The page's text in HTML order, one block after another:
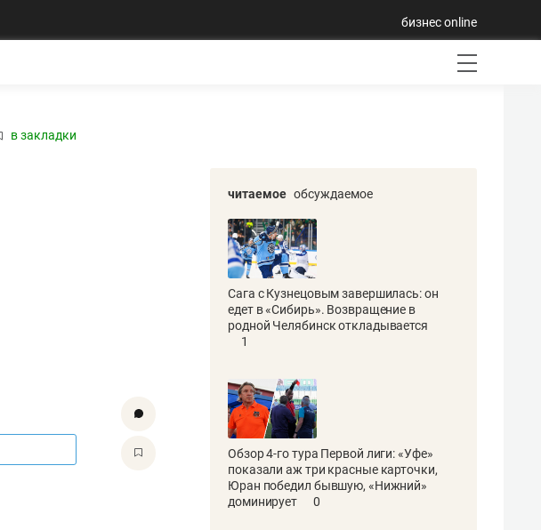
бизнес online
в закладки
читаемое обсуждаемое
Сага с Кузнецовым завершилась: он
едет в «Сибирь». Возвращение в
родной Челябинск откладывается
1
Обзор 4-го тура Первой лиги: «Уфе»
показали аж три красные карточки,
Юран победил бывшую, «Нижний»
доминирует
0